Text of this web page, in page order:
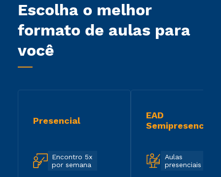
Escolha o melhor
formato de aulas para
você
Presencial
Encontro 5x
por semana
EAD
Semipresencial
Aulas
presenciais